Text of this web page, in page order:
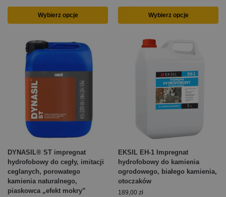
Wybierz opcje Wybierz opcje
DYNASIL® ST impregnat
hydrofobowy do cegły, imitacji
ceglanych, porowatego
kamienia naturalnego,
piaskowca „efekt mokry”
EKSIL EH-1 Impregnat
hydrofobowy do kamienia
ogrodowego, białego kamienia,
otoczaków
189,00 zł